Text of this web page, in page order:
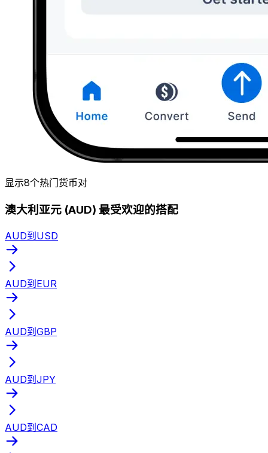
显示8个热门货币对
澳大利亚元 (AUD) 最受欢迎的搭配
AUD到USD
AUD到EUR
AUD到GBP
AUD到JPY
AUD到CAD